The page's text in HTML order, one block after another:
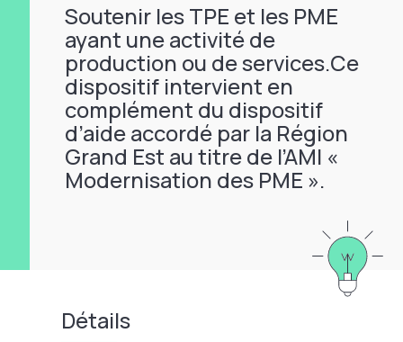
Soutenir les TPE et les PME
ayant une activité de
production ou de services.Ce
dispositif intervient en
complément du dispositif
d’aide accordé par la Région
Grand Est au titre de l’AMI «
Modernisation des PME ».
Détails